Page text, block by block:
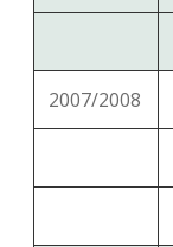
2007/2008